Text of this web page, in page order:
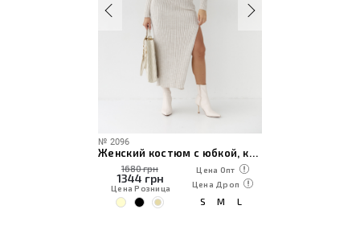
№ 2096
Женский костюм с юбкой, кардиганом и топом
1680 грн
1344 грн
Цена Розница
Цена Опт
Цена Дроп
S M L